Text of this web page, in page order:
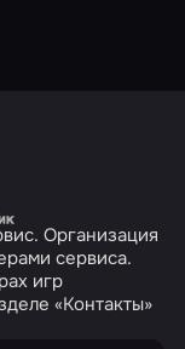
на сайт
Организация
сервиса.
игр
«Контакты»